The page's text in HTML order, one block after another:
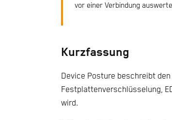
vor einer Verbindung
Kurzfassung
Device Posture beschreibt
Festplattenverschlüsselung,
wird.